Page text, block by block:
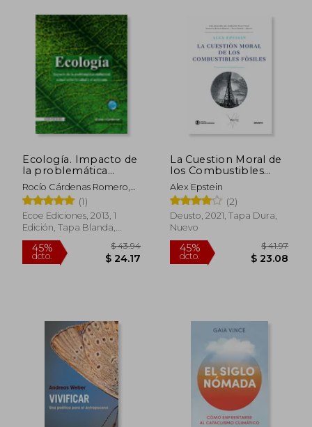
45%
dcto.
$ 40.68
$ 22.37
45%
dcto.
Ecología. Impacto de
la problemática
ambiental actual
sobre la salud y el
ambiente
Rocío Cárdenas Romero,
Manuel Erazo(1)
Ecoe Ediciones, 2013, 1
Edición, Tapa Blanda,
Nuevo
La Cuestion Moral de
los Combustibles
Fosiles
Alex Epstein
(2)
Deusto, 2021, Tapa Dura,
Nuevo